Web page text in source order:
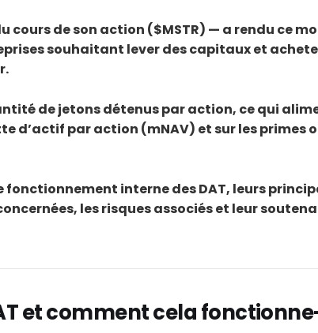
cours de son action ($MSTR) — a rendu ce
souhaitant lever des capitaux et
de jetons détenus par action, ce qui
d’actif par action (mNAV) et sur les primes
fonctionnement interne des DAT, leurs
les risques associés et leur
et comment cela